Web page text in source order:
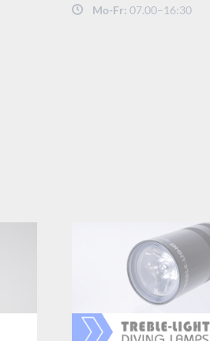
Mo-Fr: 07.00–16:30